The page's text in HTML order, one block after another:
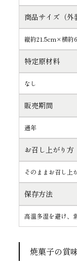
商品サイズ（外
縦約21.5cm×横約
特定原材料
なし
販売期間
通年
お召し上がり方
そのままお召し上
保存方法
高温多湿を避け、
焼菓子の賞